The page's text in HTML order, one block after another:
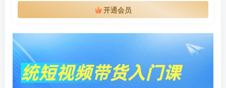
开通会员